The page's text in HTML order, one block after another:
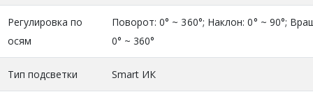
Регулировка по
осям
Поворот: 0° ~ 360°; Наклон: 0° ~ 90°;
0° ~ 360°
Тип подсветки Smart ИК